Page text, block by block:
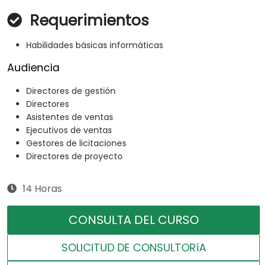
Requerimientos
Habilidades básicas informáticas
Audiencia
Directores de gestión
Directores
Asistentes de ventas
Ejecutivos de ventas
Gestores de licitaciones
Directores de proyecto
14 Horas
CONSULTA DEL CURSO
SOLICITUD DE CONSULTORíA